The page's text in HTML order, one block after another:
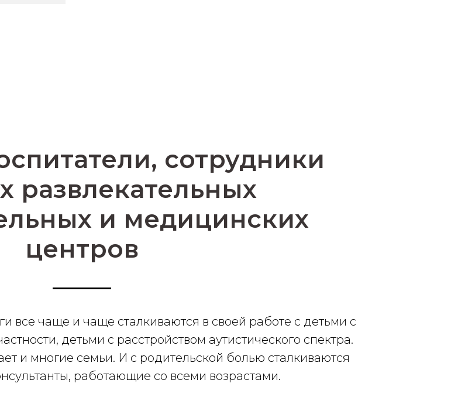
сотрудники
развлекательных
и медицинских
центров
все чаще и чаще сталкиваются в своей работе с детьми с
детьми с расстройством аутистического спектра.
и многие семьи. И с родительской болью сталкиваются
работающие со всеми возрастами.